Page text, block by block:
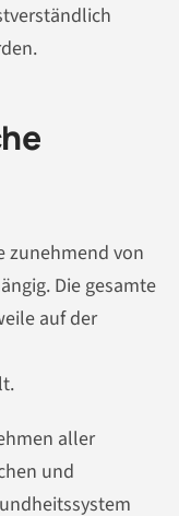
zunehmend von
Die gesamte
auf der
aller
und